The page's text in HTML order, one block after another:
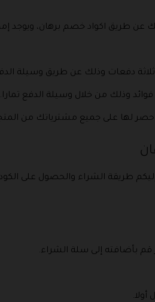
طريق اكواد خصم برهان، ويوجد
دفعات وذلك عن طريق وسيلة
لها على جميع مشترياتك من
طريقة الشراء والحصول على
قم بأضافته إلى سلة الشراء.